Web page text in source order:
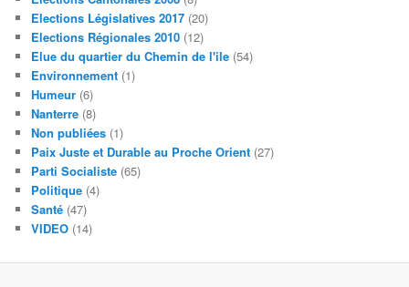
Elections Législatives 2017 (20)
Elections Régionales 2010 (12)
Elue du quartier du Chemin de l'ile (54)
Environnement (1)
Humeur (6)
Nanterre (8)
Non publiées (1)
Paix Juste et Durable au Proche Orient (27)
Parti Socialiste (65)
Politique (4)
Santé (47)
VIDEO (14)